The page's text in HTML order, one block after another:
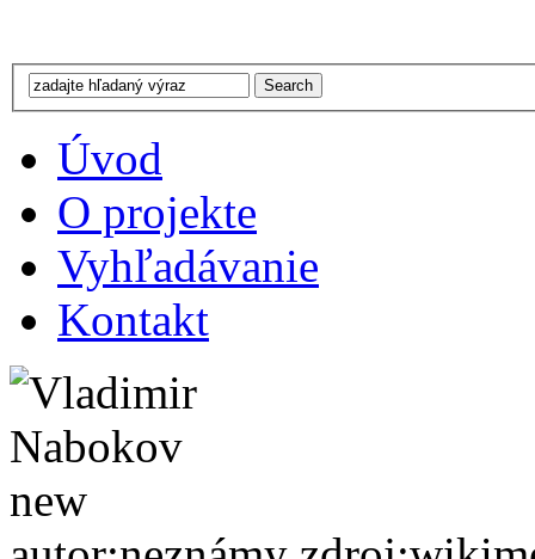
Úvod
O projekte
Vyhľadávanie
Kontakt